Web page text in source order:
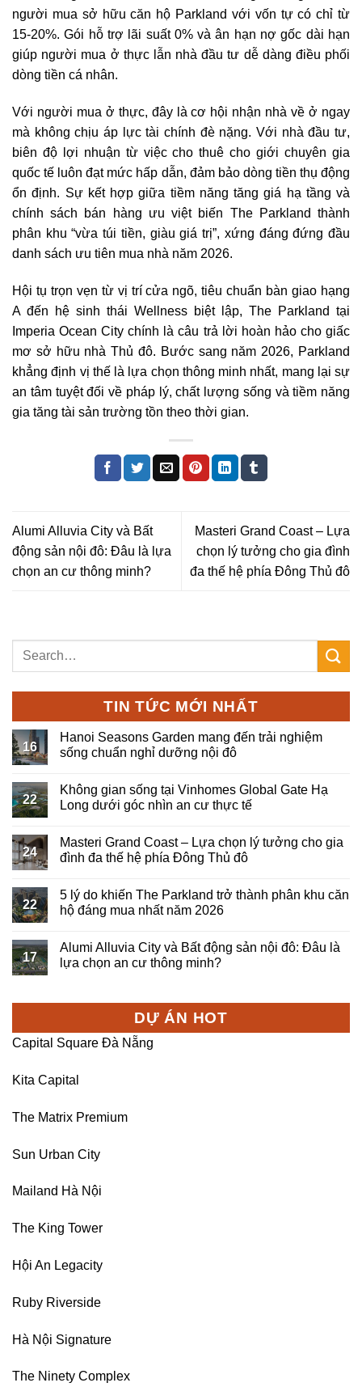
người mua sở hữu căn hộ Parkland với vốn tự có chỉ từ
15-20%. Gói hỗ trợ lãi suất 0% và ân hạn nợ gốc dài hạn
giúp người mua ở thực lẫn nhà đầu tư dễ dàng điều phối
dòng tiền cá nhân.
Với người mua ở thực, đây là cơ hội nhận nhà về ở ngay
mà không chịu áp lực tài chính đè nặng. Với nhà đầu tư,
biên độ lợi nhuận từ việc cho thuê cho giới chuyên gia
quốc tế luôn đạt mức hấp dẫn, đảm bảo dòng tiền thụ động
ổn định. Sự kết hợp giữa tiềm năng tăng giá hạ tầng và
chính sách bán hàng ưu việt biến The Parkland thành
phân khu “vừa túi tiền, giàu giá trị”, xứng đáng đứng đầu
danh sách ưu tiên mua nhà năm 2026.
Hội tụ trọn vẹn từ vị trí cửa ngõ, tiêu chuẩn bàn giao hạng
A đến hệ sinh thái Wellness biệt lập, The Parkland tại
Imperia Ocean City chính là câu trả lời hoàn hảo cho giấc
mơ sở hữu nhà Thủ đô. Bước sang năm 2026, Parkland
khẳng định vị thế là lựa chọn thông minh nhất, mang lại sự
an tâm tuyệt đối về pháp lý, chất lượng sống và tiềm năng
gia tăng tài sản trường tồn theo thời gian.
Alumi Alluvia City và Bất
động sản nội đô: Đâu là lựa
chọn an cư thông minh?
Masteri Grand Coast – Lựa
chọn lý tưởng cho gia đình
đa thế hệ phía Đông Thủ đô
TIN TỨC MỚI NHẤT
16
Hanoi Seasons Garden mang đến trải nghiệm
sống chuẩn nghỉ dưỡng nội đô
22
Không gian sống tại Vinhomes Global Gate Hạ
Long dưới góc nhìn an cư thực tế
24
Masteri Grand Coast – Lựa chọn lý tưởng cho gia
đình đa thế hệ phía Đông Thủ đô
22
5 lý do khiến The Parkland trở thành phân khu căn
hộ đáng mua nhất năm 2026
17
Alumi Alluvia City và Bất động sản nội đô: Đâu là
lựa chọn an cư thông minh?
DỰ ÁN HOT
Capital Square Đà Nẵng
Kita Capital
The Matrix Premium
Sun Urban City
Mailand Hà Nội
The King Tower
Hội An Legacity
Ruby Riverside
Hà Nội Signature
The Ninety Complex